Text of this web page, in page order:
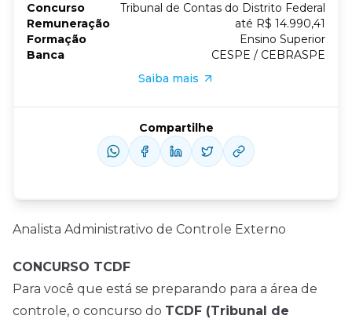
Analista Administrativo de Controle Externo
CONCURSO TCDF
Para você que está se preparando para a área de
controle, o concurso do TCDF (Tribunal de
Concurso
Tribunal de Contas do Distrito Federal
Remuneração
até R$ 14.990,41
Formação
Ensino Superior
Banca
CESPE / CEBRASPE
Saiba mais
Compartilhe